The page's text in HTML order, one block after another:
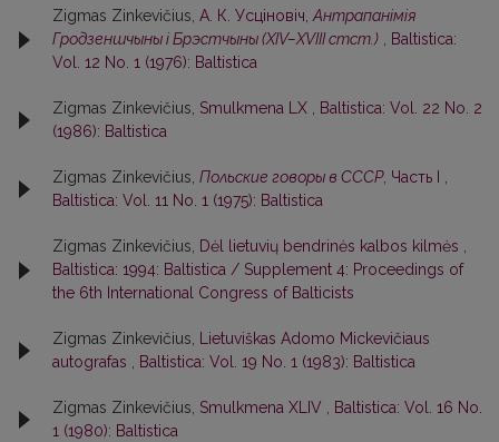
Zigmas Zinkevičius, А. К. Усцiновiч, Антрапанiмiя
Гродзеншчыны i Брэстчыны (XIV–XVIII стст.)
Baltistica:
Vol. 12 No. 1 (1976): Baltistica
Zigmas Zinkevičius, Smulkmena LX
Baltistica: Vol. 22 No. 2
(1986): Baltistica
Zigmas Zinkevičius, Польские говоры в СССР, Часть I
Baltistica: Vol. 11 No. 1 (1975): Baltistica
Zigmas Zinkevičius, Dėl lietuvių bendrinės kalbos kilmės
Baltistica: 1994: Baltistica / Supplement 4: Proceedings of
the 6th International Congress of Balticists
Zigmas Zinkevičius,
Lietuviškas Adomo Mickevičiaus
autografas
Baltistica: Vol. 19 No. 1 (1983): Baltistica
Zigmas Zinkevičius, Smulkmena XLIV
Baltistica: Vol. 16 No.
1 (1980): Baltistica